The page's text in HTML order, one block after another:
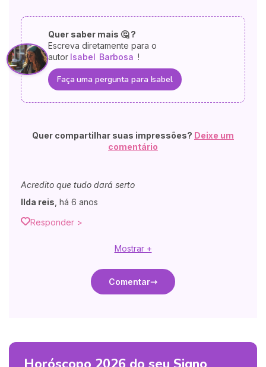
Quer saber mais 🤔 ?
Escreva diretamente para o
autor Isabel Barbosa !
Faça uma pergunta para Isabel
Quer compartilhar suas impressões? Deixe um
comentário
Acredito que tudo dará serto
Ilda reis há 6 anos
Responder >
Mostrar +
Comentar